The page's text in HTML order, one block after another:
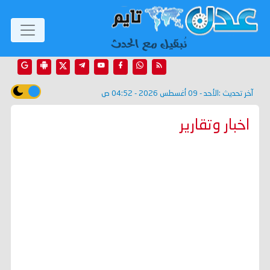
آخر تحديث : الأحد - 09 أغسطس 2026 - 04:52 ص
اخبار وتقارير